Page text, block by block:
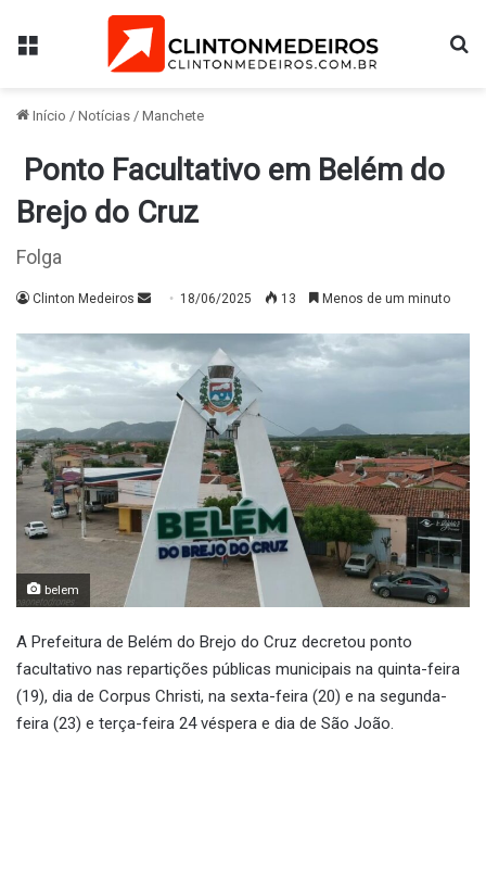
Menu
Início / Notícias / Manchete
Ponto Facultativo em Belém do
Brejo do Cruz
Folga
Clinton Medeiros
Mande
e-
mail
18/06/2025 13 Menos de um minuto
belem
A Prefeitura de Belém do Brejo do Cruz decretou ponto
facultativo nas repartições públicas municipais na quinta-feira
(19), dia de Corpus Christi, na sexta-feira (20) e na segunda-
feira (23) e terça-feira 24 véspera e dia de São João.